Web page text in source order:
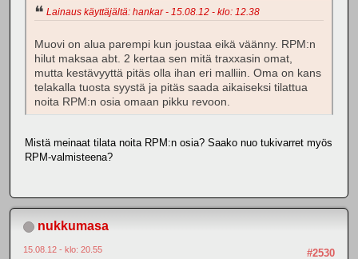
Lainaus käyttäjältä: hankar - 15.08.12 - klo: 12.38
Muovi on alua parempi kun joustaa eikä väänny. RPM:n
hilut maksaa abt. 2 kertaa sen mitä traxxasin omat,
mutta kestävyyttä pitäs olla ihan eri malliin. Oma on kans
telakalla tuosta syystä ja pitäs saada aikaiseksi tilattua
noita RPM:n osia omaan pikku revoon.
Mistä meinaat tilata noita RPM:n osia? Saako nuo tukivarret myös
RPM-valmisteena?
nukkumasa
#2530
15.08.12 - klo: 20.55